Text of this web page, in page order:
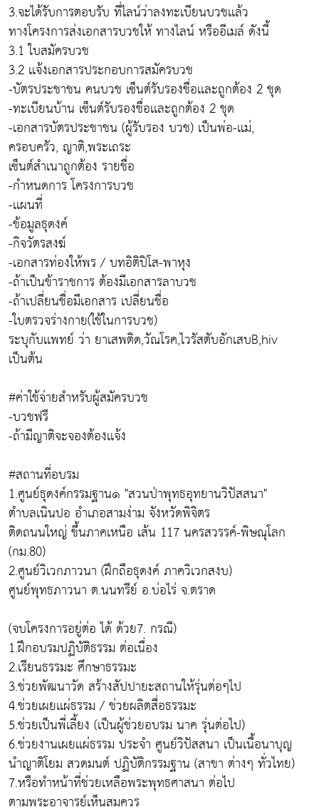
3.จะได้รับการตอบรับ ที่ไลน์ว่าลงทะเบียนบวชเเล้ว
ทางโครงการส่งเอกสารบวชให้ ทางไลน์ หรืออีเมล์ ดังนี้
3.1 ใบสมัครบวช
3.2 เเจ้งเอกสารประกอบการสมัครบวช
-บัตรประชาชน คนบวช เซ็นต์รับรองชื่อเเละถูกต้อง 2 ชุด
-ทะเบียนบ้าน เซ็นต์รับรองชื่อเเละถูกต้อง 2 ชุด
-เอกสารบัตรประชาชน (ผู้รับรอง บวช) เป็นพ่อ-เเม่,
ครอบครัว, ญาติ,พระเถระ
เซ็นต์สำเนาถูกต้อง รายชื่อ
-กำหนดการ โครงการบวช
-เเผนที่
-ข้อมูลธุดงค์
-กิจวัตรสงฆ์
-เอกสารท่องให้พร / บทอิติปิโส-พาหุง
-ถ้าเป็นข้าราชการ ต้องมีเอกสารลาบวช
-ถ้าเปลี่ยนชื่อมีเอกสาร เปลี่ยนชื่อ
-ใบตรวจร่างกาย(ใช้ในการบวช)
ระบุกับเเพทย์ ว่า ยาเสพติด,วัณโรค,ไวรัสตับอักเสบB,hiv
เป็นต้น
#ค่าใช้จ่ายสำหรับผู้สมัครบวช
-บวชฟรี
-ถ้ามีญาติจะจองต้องเเจ้ง
#สถานที่อบรม
1.ศูนย์ธุดงค์กรรมฐาน๑ "สวนป่าพุทธอุทยานวิปัสสนา"
ตำบลเนินปอ อำเภอสามง่าม จังหวัดพิจิตร
ติดถนนใหญ่ ขึ้นภาคเหนือ เส้น 117 นครสวรรค์-พิษณุโลก
(กม.80)
2.ศูนย์วิเวกภาวนา (ฝึกถือธุดงค์ ภาควิเวกสงบ)
ศูนย์พุทธภาวนา ต.นนทรีย์ อ.บ่อไร่ จ.ตราด
(จบโครงการอยู่ต่อ ได้ ด้วย7. กรณี)
1.ฝึกอบรมปฏิบัติธรรม ต่อเนื่อง
2.เรียนธรรมะ ศึกษาธรรมะ
3.ช่วยพัฒนาวัด สร้างสัปปายะสถานให้รุ่นต่อๆไป
4.ช่วยเผยเเผ่ธรรม / ช่วยผลิตสื่อธรรมะ
5.ช่วยเป็นพี่เลี้ยง (เป็นผู้ช่วยอบรม นาค รุ่นต่อไป)
6.ช่วยงานเผยเเผ่ธรรม ประจำ ศูนย์วิปัสสนา เป็นเนื้อนาบุญ
นำญาติโยม สวดมนต์ ปฏิบัติกรรมฐาน (สาขา ต่างๆ ทั่วไทย)
7.หรือทำหน้าที่ช่วยเหลือพระพุทธศาสนา ต่อไป